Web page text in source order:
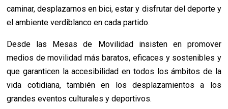
caminar, desplazarnos en bici, estar y disfrutar del deporte y
el ambiente verdiblanco en cada partido.
Desde las Mesas de Movilidad insisten en promover
medios de movilidad más baratos, eficaces y sostenibles y
que garanticen la accesibilidad en todos los ámbitos de la
vida cotidiana, también en los desplazamientos a los
grandes eventos culturales y deportivos.